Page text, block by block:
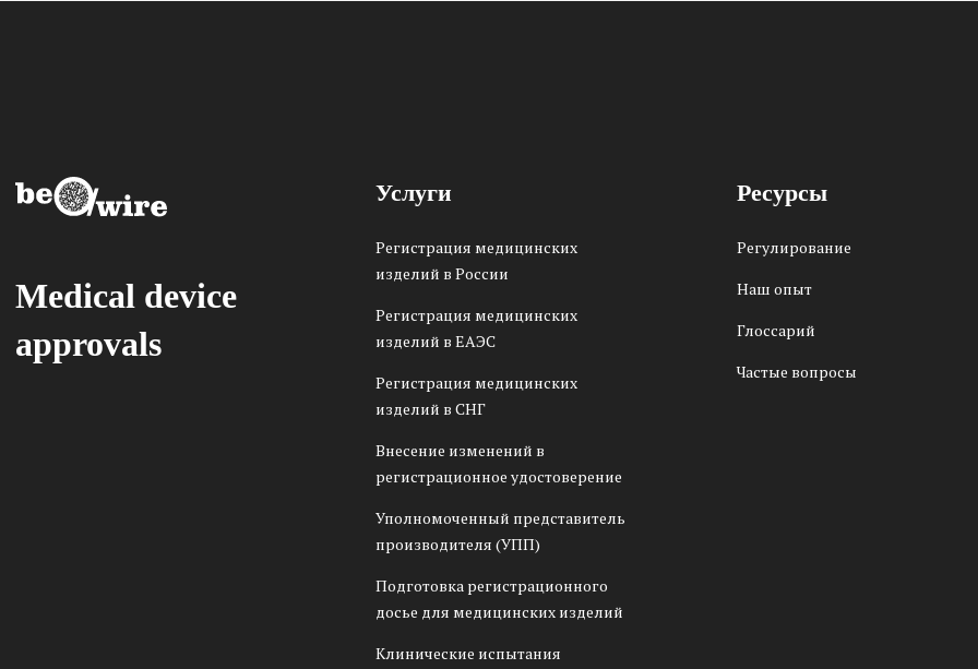
Medical device
approvals
Услуги
Регистрация медицинских
изделий в России
Регистрация медицинских
изделий в ЕАЭС
Регистрация медицинских
изделий в СНГ
Внесение изменений в
регистрационное удостоверение
Уполномоченный представитель
производителя (УПП)
Подготовка регистрационного
досье для медицинских изделий
Клинические испытания
Ресурсы
Регулирование
Наш опыт
Глоссарий
Частые вопросы